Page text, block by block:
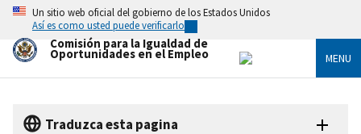
Skip
main
content
Un sitio web oficial del gobierno de los Estados Unidos
Así es como usted puede verificarlo
Comisión para la Igualdad de
Oportunidades en el Empleo MENU
Traduzca esta pagina